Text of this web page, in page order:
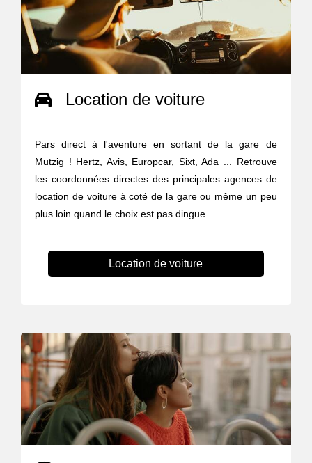
Location de voiture
Pars direct à l'aventure en sortant de la gare de
Mutzig ! Hertz, Avis, Europcar, Sixt, Ada ... Retrouve
les coordonnées directes des principales agences de
location de voiture à coté de la gare ou même un peu
plus loin quand le choix est pas dingue.
Location de voiture